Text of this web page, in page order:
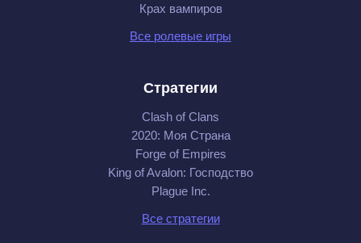
Крах вампиров
Все ролевые игры
Стратегии
Clash of Clans
2020: Моя Cтрана
Forge of Empires
King of Avalon: Господство
Plague Inc.
Все стратегии